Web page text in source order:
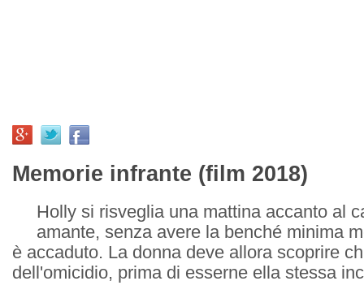
Memorie infrante (film 2018)
Holly si risveglia una mattina accanto al
amante, senza avere la benché minima
è accaduto. La donna deve allora scoprire
dell'omicidio, prima di esserne ella stessa